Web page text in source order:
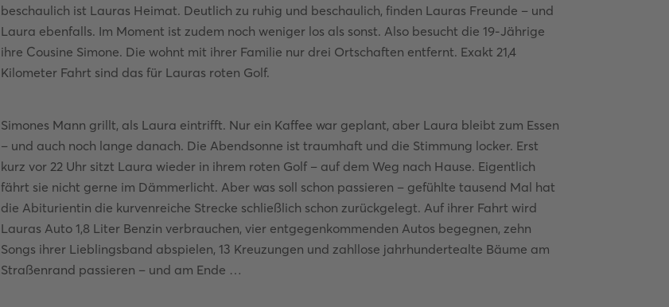
beschaulich ist Lauras Heimat. Deutlich zu ruhig und beschaulich, finden Lauras Freunde – und
Laura ebenfalls. Im Moment ist zudem noch weniger los als sonst. Also besucht die 19-Jährige
ihre Cousine Simone. Die wohnt mit ihrer Familie nur drei Ortschaften entfernt. Exakt 21,4
Kilometer Fahrt sind das für Lauras roten Golf.
Simones Mann grillt, als Laura eintrifft. Nur ein Kaffee war geplant, aber Laura bleibt zum Essen
– und auch noch lange danach. Die Abendsonne ist traumhaft und die Stimmung locker. Erst
kurz vor 22 Uhr sitzt Laura wieder in ihrem roten Golf – auf dem Weg nach Hause. Eigentlich
fährt sie nicht gerne im Dämmerlicht. Aber was soll schon passieren – gefühlte tausend Mal hat
die Abiturientin die kurvenreiche Strecke schließlich schon zurückgelegt. Auf ihrer Fahrt wird
Lauras Auto 1,8 Liter Benzin verbrauchen, vier entgegenkommenden Autos begegnen, zehn
Songs ihrer Lieblingsband abspielen, 13 Kreuzungen und zahllose jahrhundertealte Bäume am
Straßenrand passieren – und am Ende …